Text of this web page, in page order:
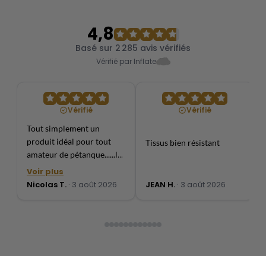
4,8
Basé sur 2 285 avis vérifiés
Vérifié par Inflate
Vérifié
Tout simplement un
produit idéal pour tout
amateur de pétanque......le
" fanny" est top et le rendu
excellent. Je ne peux que le
Voir plus
Nicolas T. · 3 août 2026
Vérifié
Tissus bien résistant
JEAN H. · 3 août 2026